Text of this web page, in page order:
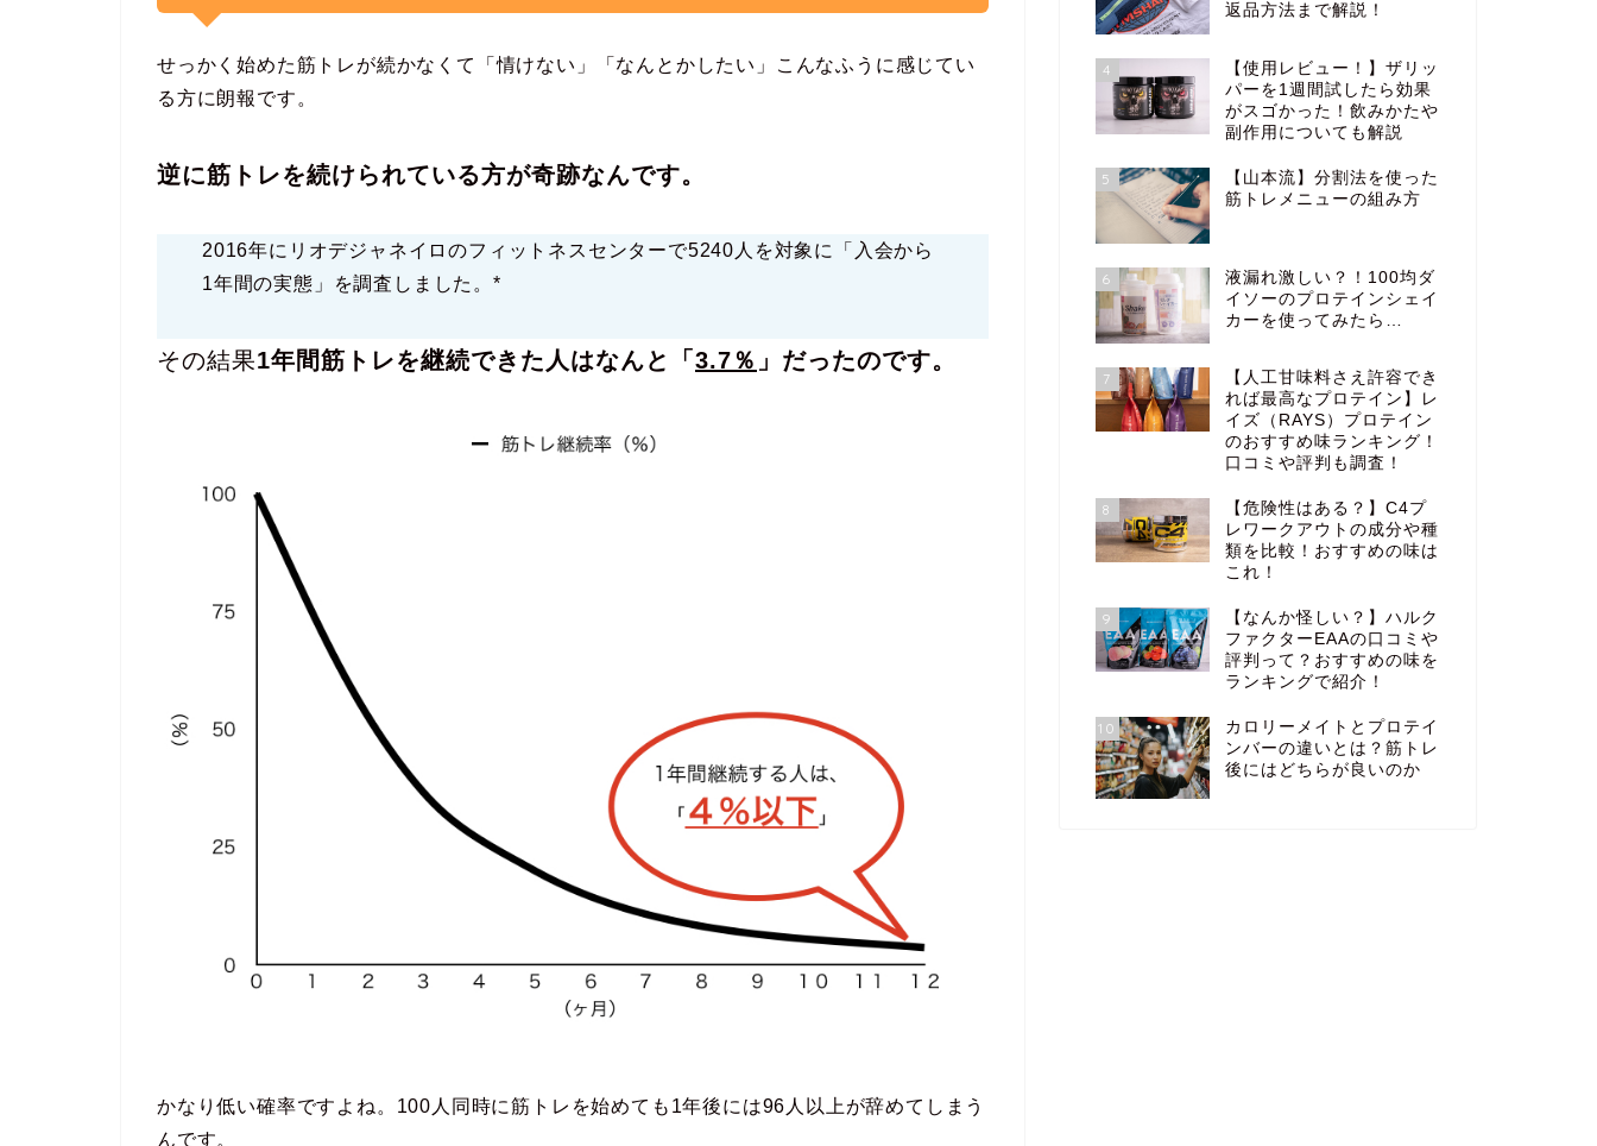
せっかく始めた筋トレが続かなくて「情けない」「なんとかしたい」こんなふうに感じてい
る方に朗報です。
逆に筋トレを続けられている方が奇跡なんです。
2016年にリオデジャネイロのフィットネスセンターで5240人を対象に「入会から
1年間の実態」を調査しました。*
その結果1年間筋トレを継続できた人はなんと「 3.7％ 」だったのです。
かなり低い確率ですよね。 100人同時に筋トレを始めても1年後には96人以上が辞めてしまう
んです。
返品方法まで解説！
4
【使用レビュー！】ザリッ
パーを1週間試したら効果
がスゴかった！飲みかたや
副作用についても解説
5
【山本流】分割法を使った
筋トレメニューの組み方
6
液漏れ激しい？！100均ダ
イソーのプロテインシェイ
カーを使ってみたら…
7
【人工甘味料さえ許容でき
れば最高なプロテイン】レ
イズ（RAYS）プロテイン
のおすすめ味ランキング！
口コミや評判も調査！
8
【危険性はある？】C4プ
レワークアウトの成分や種
類を比較！おすすめの味は
これ！
9
【なんか怪しい？】ハルク
ファクターEAAの口コミや
評判って？おすすめの味を
ランキングで紹介！
10
カロリーメイトとプロテイ
ンバーの違いとは？筋トレ
後にはどちらが良いのか